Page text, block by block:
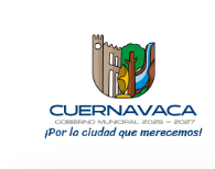
Gobierno